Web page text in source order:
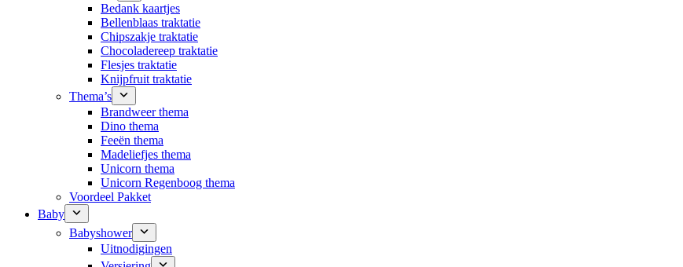
Bedank kaartjes
Bellenblaas traktatie
Chipszakje traktatie
Chocoladereep traktatie
Flesjes traktatie
Knijpfruit traktatie
Thema’s
Brandweer thema
Dino thema
Feeën thema
Madeliefjes thema
Unicorn thema
Unicorn Regenboog thema
Voordeel Pakket
Baby
Babyshower
Uitnodigingen